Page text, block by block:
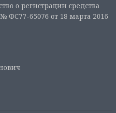
о регистрации средства
65076 от 18 марта 2016